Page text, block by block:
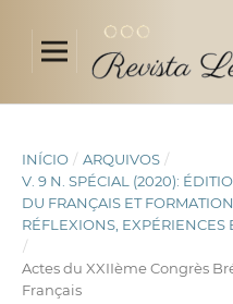
INÍCIO / ARQUIVOS /
V. 9 N. SPÉCIAL (2020):
DU FRANÇAIS ET
RÉFLEXIONS, EXPÉRIENCES
/
Actes du XXIIème Congrès
Français